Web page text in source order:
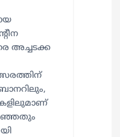
അച്ചടക്ക